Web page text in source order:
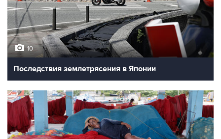
10
Последствия землетрясения в Японии